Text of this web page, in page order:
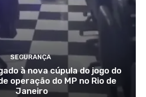
SEGURANÇA
à nova cúpula do jogo do
operação do MP no Rio de
Janeiro